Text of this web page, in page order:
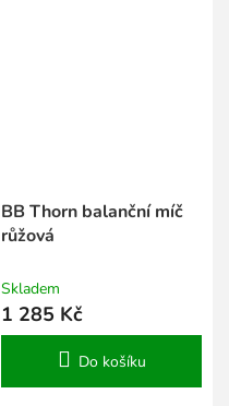
BB Thorn balanční míč
růžová
Skladem
1 285 Kč
Do košíku